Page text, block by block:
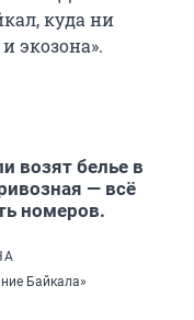
куда ни
экозона».
возят белье в
— всё
номеров.
Байкала»